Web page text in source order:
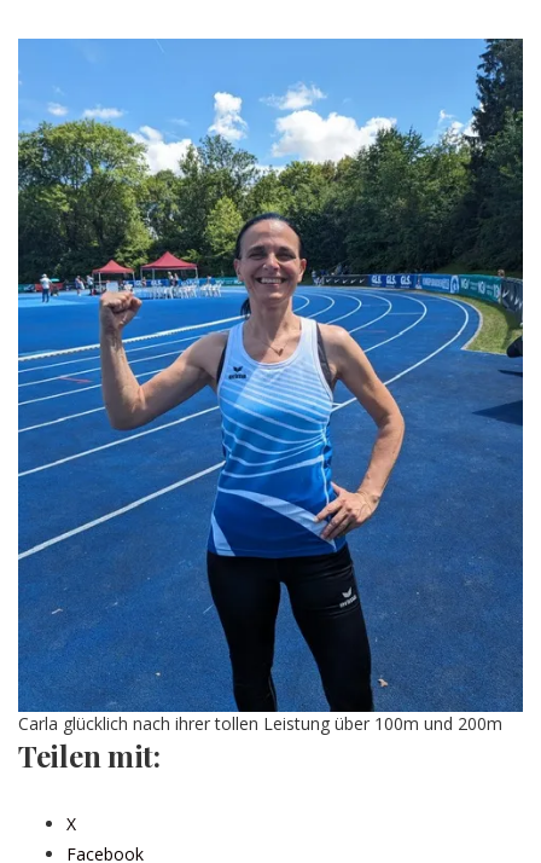
Carla glücklich nach ihrer tollen Leistung über 100m und 200m
Teilen mit:
X
Facebook